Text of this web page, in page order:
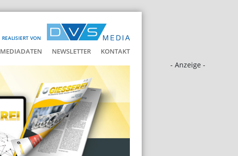
REALISIERT VON
MEDIADATEN NEWSLETTER KONTAKT
- Anzeige -